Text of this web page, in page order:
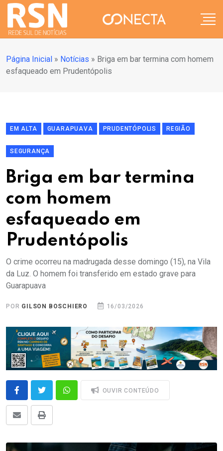
Página Inicial » Notícias » Briga em bar termina com homem
esfaqueado em Prudentópolis
EM ALTA GUARAPUAVA PRUDENTÓPOLIS REGIÃO
SEGURANÇA
Briga em bar termina
com homem
esfaqueado em
Prudentópolis
O crime ocorreu na madrugada desse domingo (15), na Vila
da Luz. O homem foi transferido em estado grave para
Guarapuava
POR GILSON BOSCHIERO 16/03/2026
OUVIR CONTEÚDO